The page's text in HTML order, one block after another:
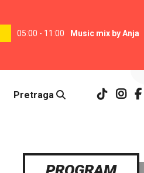
05:00 - 11:00 Music mix by Anja
Pretraga